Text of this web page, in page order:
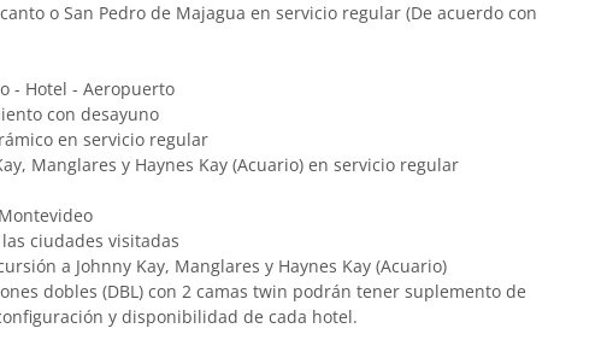
o San Pedro de Majagua en servicio regular (De acuerdo con
- Hotel - Aeropuerto
con desayuno
en servicio regular
Manglares y Haynes Kay (Acuario) en servicio regular
ciudades visitadas
a Johnny Kay, Manglares y Haynes Kay (Acuario)
dobles (DBL) con 2 camas twin podrán tener suplemento de
y disponibilidad de cada hotel.